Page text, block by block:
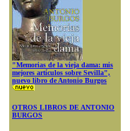
"Memorias de la vieja dama: mis
mejores artículos sobre Sevilla",
nuevo libro de Antonio Burgos
OTROS LIBROS DE ANTONIO
BURGOS